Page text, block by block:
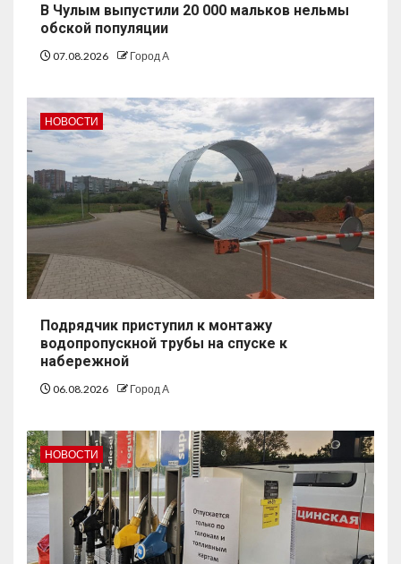
В Чулым выпустили 20 000 мальков нельмы
обской популяции
07.08.2026 Город А
НОВОСТИ
Подрядчик приступил к монтажу
водопропускной трубы на спуске к
набережной
06.08.2026 Город А
НОВОСТИ